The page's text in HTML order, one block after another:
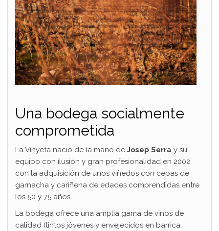
Una bodega socialmente
comprometida
La Vinyeta nació de la mano de Josep Serra y su
equipo con ilusión y gran profesionalidad en 2002
con la adquisición de unos viñedos con cepas de
garnacha y cariñena de edades comprendidas entre
los 50 y 75 años.
La bodega ofrece una amplia gama de vinos de
calidad (tintos jóvenes y envejecidos en barrica,